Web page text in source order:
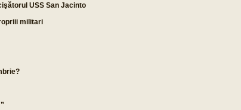
USS San Jacinto
militari